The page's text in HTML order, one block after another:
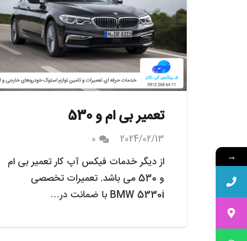
تعمیر بی ام و 530
2024/02/13
0
از دیگر خدمات فیکس آپ کار تعمیر بی ام
و 530 می باشد. تعمیرات تخصصی
BMW 5330i با ضمانت در…
→